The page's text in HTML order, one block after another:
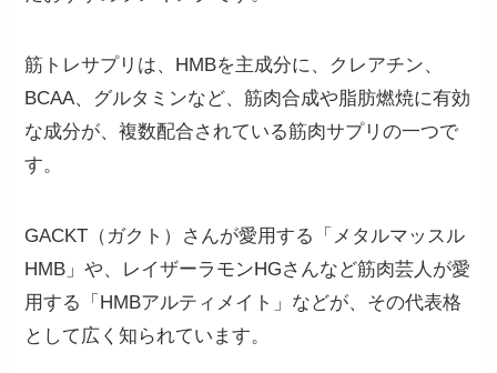
筋トレサプリは、HMBを主成分に、クレアチン、
BCAA、グルタミンなど、筋肉合成や脂肪燃焼に有効
な成分が、複数配合されている筋肉サプリの一つで
す。
GACKT（ガクト）さんが愛用する「メタルマッスル
HMB」や、レイザーラモンHGさんなど筋肉芸人が愛
用する「HMBアルティメイト」などが、その代表格
として広く知られています。